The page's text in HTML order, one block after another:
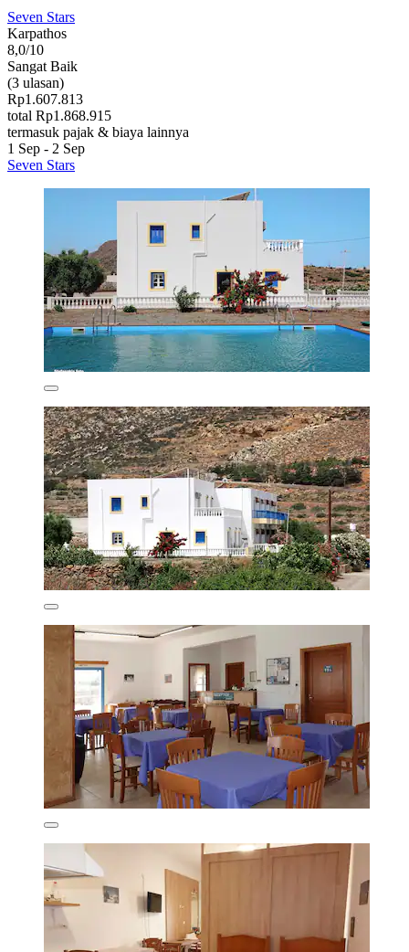
Seven Stars
Karpathos
8,0/10
Sangat Baik
(3 ulasan)
Rp1.607.813
total Rp1.868.915
termasuk pajak & biaya lainnya
1 Sep - 2 Sep
Seven Stars